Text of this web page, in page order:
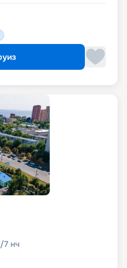
/7 нч